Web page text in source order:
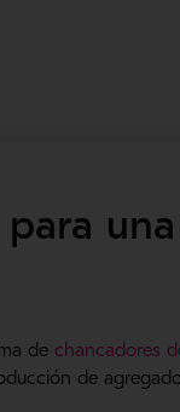
una
de chancadores
de